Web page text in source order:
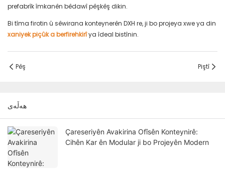
prefabrîk îmkanên bêdawî pêşkêş dikin.
Bi tîma firotin û sêwirana konteynerên DXH re, ji bo projeya xwe ya din
xaniyek piçûk a berfirehkirîya îdeal bistînin.
Pêş Piştî
هەڵەی
Çareseriyên Avakirina Ofîsên Konteynirê:
Cihên Kar ên Modular ji bo Projeyên Modern